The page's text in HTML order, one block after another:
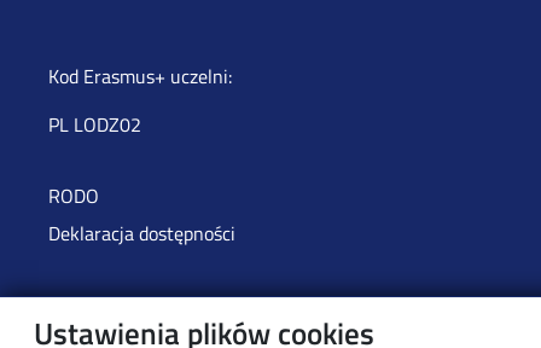
Ustawienia plików cookies
Kod Erasmus+ uczelni:
PL LODZ02
RODO
Deklaracja dostępności
© 2026 Politechnika Łódzka - created by Uczelniane Centrum Informatyczne